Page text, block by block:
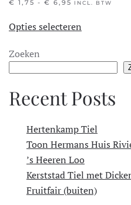
€ 1,75 - € 6,95 PRIJSKLASSE:
€ 6,95
INCL. BTW
Opties selecterenproduct
meerdere
variaties.
optie
gekozen
worden
op
de
Zoeken
Recent Posts
Hertenkamp Tiel
Toon Hermans Huis
’s Heeren Loo
Kerststad Tiel met
Fruitfair (buiten)